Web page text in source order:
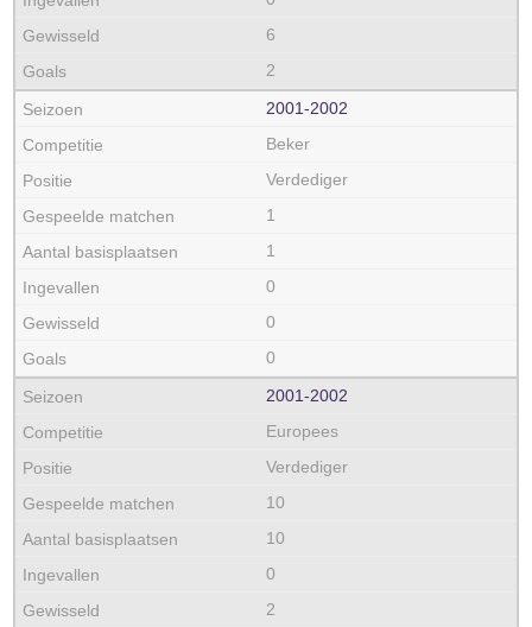
6
2
2001‑2002
Beker
Verdediger
1
1
0
0
0
2001‑2002
Europees
Verdediger
10
10
0
2